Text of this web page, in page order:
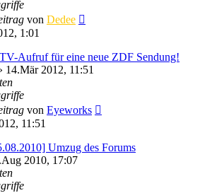
von Dedee
1:01
Aufruf für eine neue ZDF Sendung!
14.Mär 2012, 11:51
von Eyeworks
11:51
Umzug des Forums
2010, 17:07